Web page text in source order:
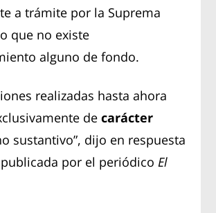
a trámite por la Suprema
que no existe
alguno de fondo.
realizadas hasta ahora
decarácter
sustantivo”, dijo en respuesta
por el periódico El